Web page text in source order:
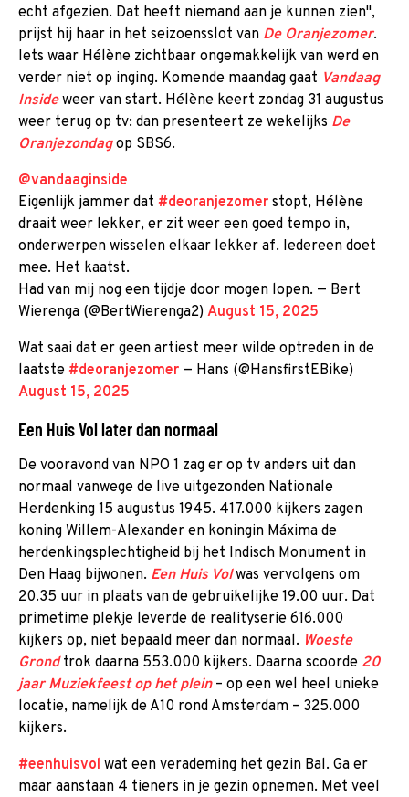
echt afgezien. Dat heeft niemand aan je kunnen zien",
prijst hij haar in het seizoensslot van De Oranjezomer.
Iets waar Hélène zichtbaar ongemakkelijk van werd en
verder niet op inging. Komende maandag gaat Vandaag
Inside weer van start. Hélène keert zondag 31 augustus
weer terug op tv: dan presenteert ze wekelijks De
Oranjezondagop SBS6.
@vandaaginside
Eigenlijk jammer dat #deoranjezomer stopt, Hélène
draait weer lekker, er zit weer een goed tempo in,
onderwerpen wisselen elkaar lekker af. Iedereen doet
mee. Het kaatst.
Had van mij nog een tijdje door mogen lopen. — Bert
Wierenga (@BertWierenga2) August 15, 2025
Wat saai dat er geen artiest meer wilde optreden in de
laatste #deoranjezomer — Hans (@HansfirstEBike)
August 15, 2025
Een Huis Vol later dan normaal
De vooravond van NPO 1 zag er op tv anders uit dan
normaal vanwege de live uitgezonden Nationale
Herdenking 15 augustus 1945. 417.000 kijkers zagen
koning Willem-Alexander en koningin Máxima de
herdenkingsplechtigheid bij het Indisch Monument in
Den Haag bijwonen. Een Huis Volwas vervolgens om
20.35 uur in plaats van de gebruikelijke 19.00 uur. Dat
primetime plekje leverde de realityserie 616.000
kijkers op, niet bepaald meer dan normaal. Woeste
Grond trok daarna 553.000 kijkers. Daarna scoorde 20
jaar Muziekfeest op het plein – op een wel heel unieke
locatie, namelijk de A10 rond Amsterdam – 325.000
kijkers.
#eenhuisvol wat een verademing het gezin Bal. Ga er
maar aanstaan 4 tieners in je gezin opnemen. Met veel